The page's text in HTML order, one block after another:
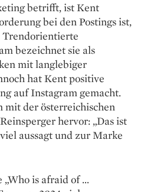
betrifft, ist Kent
bei den Postings ist,
Trendorientierte
bezeichnet sie als
mit langlebiger
hat Kent positive
auf Instagram gemacht.
mit der österreichischen
hervor: „Das ist
aussagt und zur Marke
„Who is afraid of …